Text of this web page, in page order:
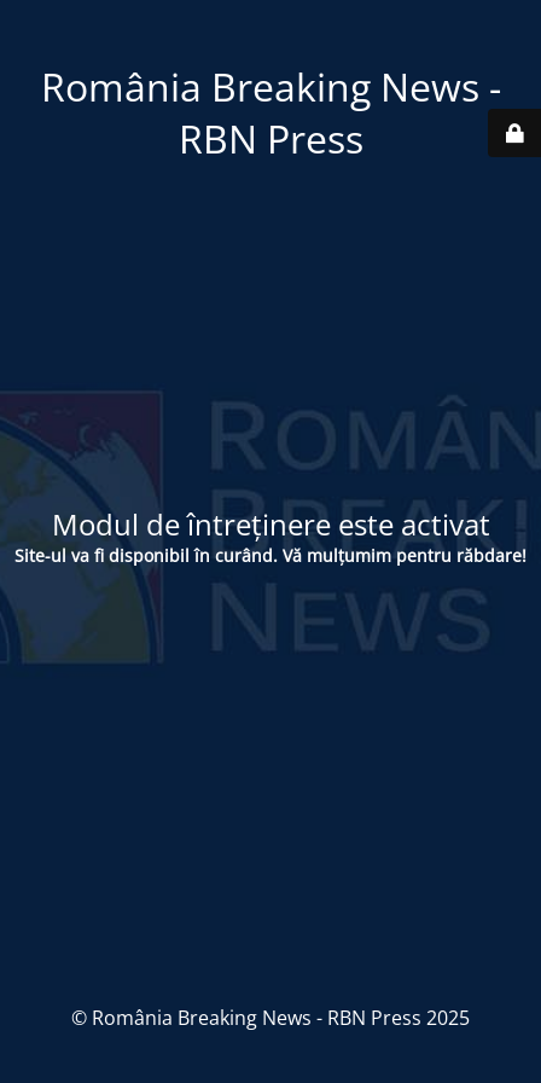
România Breaking News -
RBN Press
Modul de întreținere este activat
Site-ul va fi disponibil în curând. Vă mulțumim pentru răbdare!
© România Breaking News - RBN Press 2025